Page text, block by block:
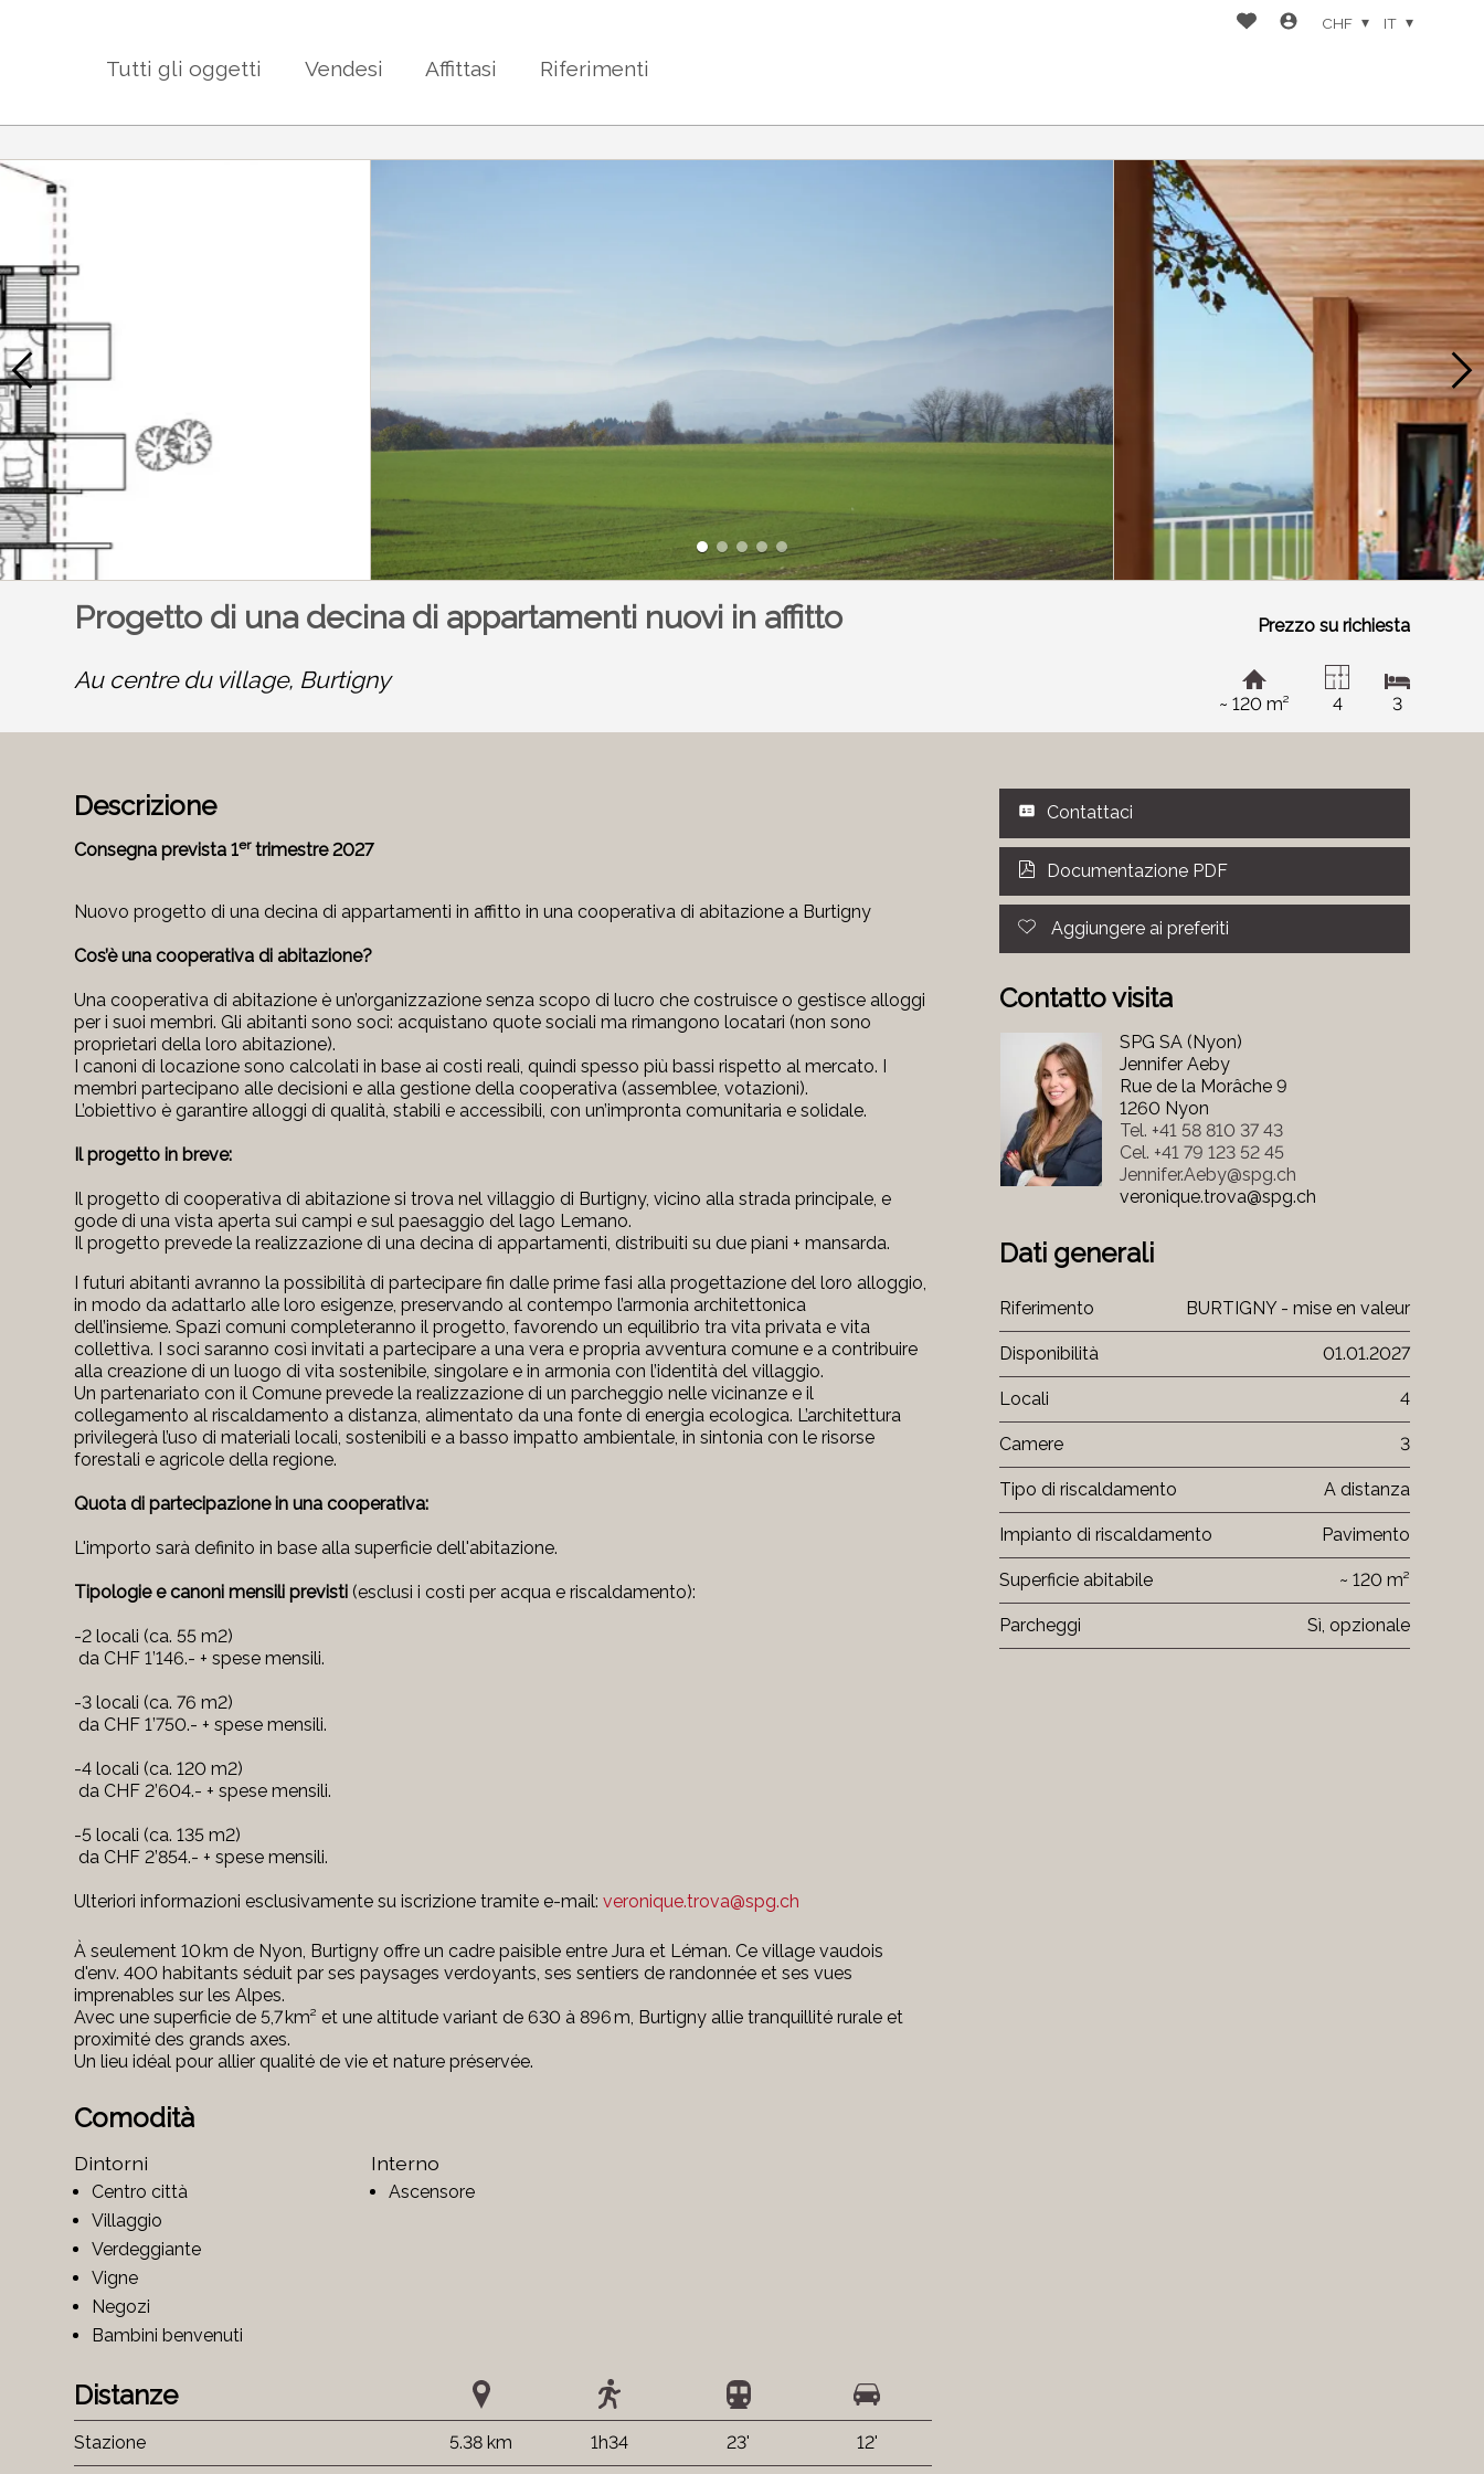
Tutti gli oggetti Vendesi Affittasi Riferimenti
CHF IT
Progetto di una decina di appartamenti nuovi in affitto Prezzo su richiesta
Au centre du village, Burtigny
~ 120 m² 4 3
Descrizione
Consegna prevista 1ertrimestre 2027
Nuovo progetto di una decina di appartamenti in affitto in una cooperativa di abitazione a Burtigny
Cos’è una cooperativa di abitazione?
Una cooperativa di abitazione è un’organizzazione senza scopo di lucro che costruisce o gestisce alloggi
per i suoi membri. Gli abitanti sono soci: acquistano quote sociali ma rimangono locatari (non sono
proprietari della loro abitazione).
I canoni di locazione sono calcolati in base ai costi reali, quindi spesso più bassi rispetto al mercato. I
membri partecipano alle decisioni e alla gestione della cooperativa (assemblee, votazioni).
L’obiettivo è garantire alloggi di qualità, stabili e accessibili, con un’impronta comunitaria e solidale.
Il progetto in breve:
Il progetto di cooperativa di abitazione si trova nel villaggio di Burtigny, vicino alla strada principale, e
gode di una vista aperta sui campi e sul paesaggio del lago Lemano.
Il progetto prevede la realizzazione di una decina di appartamenti, distribuiti su due piani + mansarda.
I futuri abitanti avranno la possibilità di partecipare fin dalle prime fasi alla progettazione del loro alloggio,
in modo da adattarlo alle loro esigenze, preservando al contempo l’armonia architettonica
dell’insieme.Spazi comuni completeranno il progetto, favorendo un equilibrio tra vita privata e vita
collettiva. I soci saranno così invitati a partecipare a una vera e propria avventura comune e a contribuire
alla creazione di un luogo di vita sostenibile, singolare e in armonia con l’identità del villaggio.
Un partenariato con il Comune prevede la realizzazione di un parcheggio nelle vicinanze e il
collegamento al riscaldamento a distanza, alimentato da una fonte di energia ecologica. L’architettura
privilegerà l’uso di materiali locali, sostenibili e a basso impatto ambientale, in sintonia con le risorse
forestali e agricole della regione.
Quota di partecipazione in una cooperativa:
L'importo sarà definito in base alla superficie dell'abitazione.
Tipologie e canoni mensili previsti (esclusi i costi per acqua e riscaldamento):
-2 locali (ca. 55 m2)
da CHF 1’146.- + spese mensili.
-3 locali (ca. 76 m2)
da CHF 1’750.- + spese mensili.
-4 locali (ca. 120 m2)
da CHF 2’604.- + spese mensili.
-5 locali (ca. 135 m2)
da CHF 2’854.- + spese mensili.
Ulteriori informazioni esclusivamente su iscrizione tramite e-mail:veronique.trova@spg.ch
À seulement 10 km de Nyon, Burtigny offre un cadre paisible entre Jura et Léman. Ce village vaudois
d'env. 400 habitants séduit par ses paysages verdoyants, ses sentiers de randonnée et ses vues
imprenables sur les Alpes.
Avec une superficie de 5,7 km² et une altitude variant de 630 à 896 m, Burtigny allie tranquillité rurale et
proximité des grands axes.
Un lieu idéal pour allier qualité de vie et nature préservée.
Comodità
Dintorni
Centro città
Villaggio
Verdeggiante
Vigne
Negozi
Bambini benvenuti
Interno
Ascensore
Distanze
Stazione 5.38 km 1h34 23' 12'
Contattaci
Documentazione PDF
Aggiungere ai preferiti
Contatto visita
SPG SA (Nyon)
Jennifer Aeby
Rue de la Morâche 9
1260 Nyon
Tel. +41 58 810 37 43
Cel. +41 79 123 52 45
Jennifer.Aeby@spg.ch
veronique.trova@spg.ch
Dati generali
Riferimento BURTIGNY - mise en valeur
Disponibilità 01.01.2027
Locali 4
Camere 3
Tipo di riscaldamento A distanza
Impianto di riscaldamento Pavimento
Superficie abitabile ~ 120 m²
Parcheggi Sì, opzionale